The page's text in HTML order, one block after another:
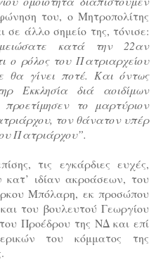
του, ο Μητροπολίτης
άλλο σημείο της, τόνισε:
κατά την 22αν
ο ρόλος του Πατριαρχείου
θα γίνει ποτέ. Και όντως
Εκκλησία διά αοιδίμων
το μαρτύριον
τον θάνατον υπέρ
Πατριάρχου”.
τις εγκάρδιες ευχές,
κατ’ ιδίαν ακροάσεων, του
Μπόλαρη, εκ προσώπου
του βουλευτού Γεωργίου
Προέδρου της ΝΔ και επί
του κόμματος της